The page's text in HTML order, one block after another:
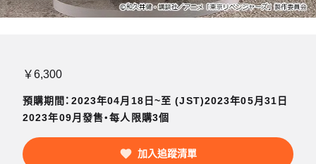
￥6,300
預購期間：2023年04月18日~至 (JST)2023年05月31日
2023年09月發售・每人限購3個
加入追蹤清單